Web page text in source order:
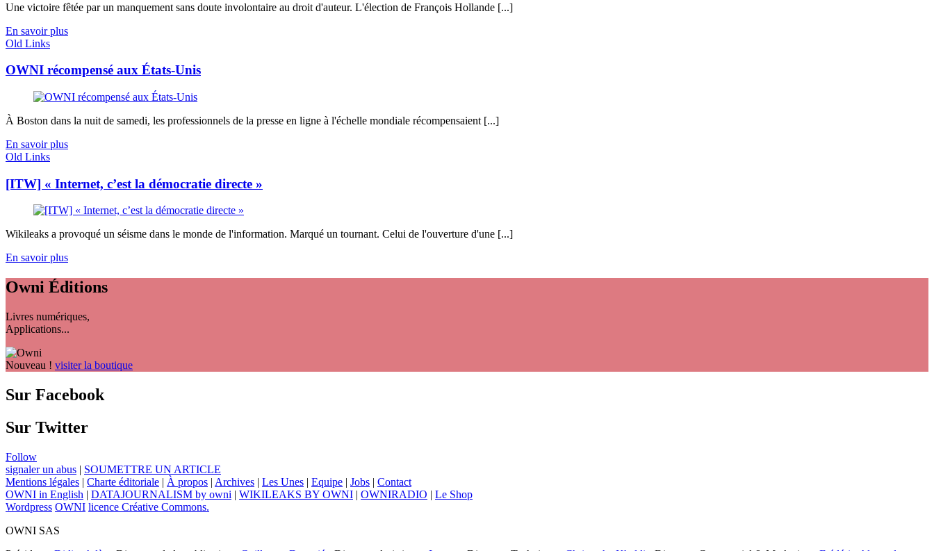
Une victoire fêtée par un manquement sans doute involontaire au droit d'auteur. L'élection de François Hollande [...]
En savoir plus
Old Links
OWNI récompensé aux États-Unis
À Boston dans la nuit de samedi, les professionnels de la presse en ligne à l'échelle mondiale récompensaient [...]
En savoir plus
Old Links
[ITW] « Internet, c’est la démocratie directe »
Wikileaks a provoqué un séisme dans le monde de l'information. Marqué un tournant. Celui de l'ouverture d'une [...]
En savoir plus
Owni Éditions
Livres numériques,
Applications...
Nouveau ! visiter la boutique
Sur Facebook
Sur Twitter
Follow
signaler un abus | SOUMETTRE UN ARTICLE
Mentions légales | Charte éditoriale | À propos | Archives | Les Unes | Equipe | Jobs | Contact
OWNI in English | DATAJOURNALISM by owni | WIKILEAKS BY OWNI | OWNIRADIO | Le Shop
Wordpress OWNI licence Créative Commons.
OWNI SAS